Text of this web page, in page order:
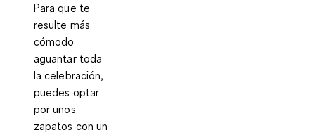
Para que te
resulte más
cómodo
aguantar toda
la celebración,
puedes optar
por unos
zapatos con un